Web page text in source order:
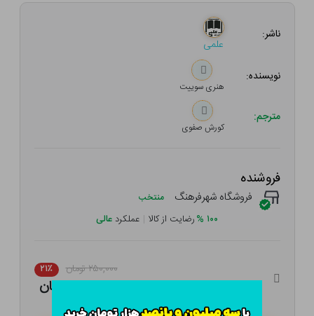
ناشر:
علمی
نویسنده:
هنری سوییت
مترجم:
کورش صفوی
فروشنده
فروشگاه شهرفرهنگ منتخب
۱۰۰ %رضایت از کالا | عملکرد عالی
۲۵۰,۰۰۰ تومان ۲۱٪
۱۹۷,۵۰۰ تومان